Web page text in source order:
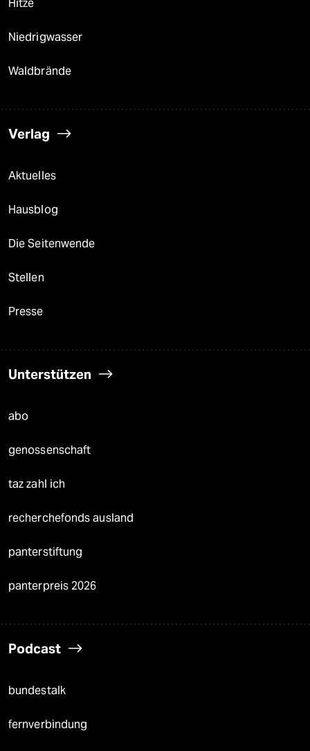
Hitze
Niedrigwasser
Waldbrände
Verlag
Aktuelles
Hausblog
Die Seitenwende
Stellen
Presse
Unterstützen
abo
genossenschaft
taz zahl ich
recherchefonds ausland
panterstiftung
panterpreis 2026
Podcast
bundestalk
fernverbindung